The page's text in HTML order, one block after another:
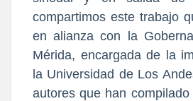
compartimos este trabajo
en alianza con la
Mérida, encargada de la
la Universidad de Los
autores que han